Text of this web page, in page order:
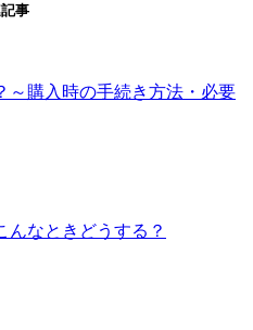
事
～購入時の手続き方法・必要
んなときどうする？